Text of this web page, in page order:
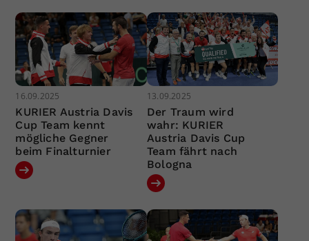
16.09.2025
KURIER Austria Davis
Cup Team kennt
mögliche Gegner
beim Finalturnier
13.09.2025
Der Traum wird
wahr: KURIER
Austria Davis Cup
Team fährt nach
Bologna